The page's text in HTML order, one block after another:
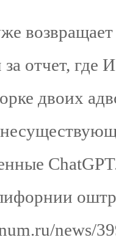
возвращает
отчет, где
двоих
news/